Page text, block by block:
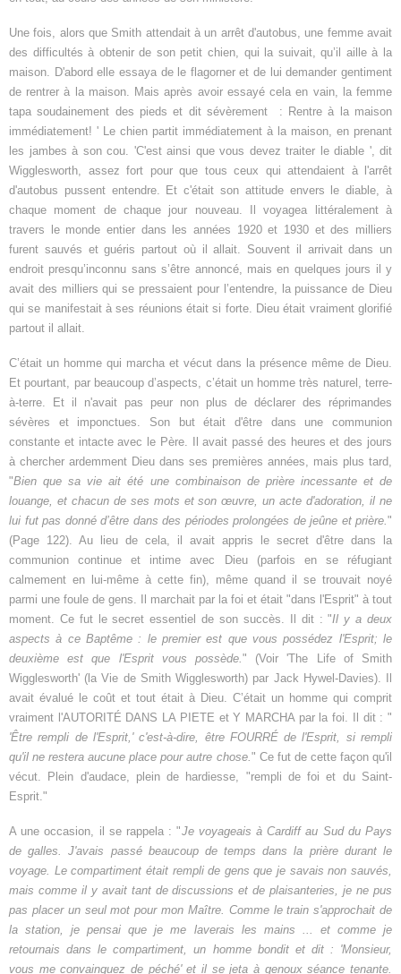
Une fois, alors que Smith attendait à un arrêt d'autobus, une femme avait
des difficultés à obtenir de son petit chien, qui la suivait, qu’il aille à la
maison. D'abord elle essaya de le flagorner et de lui demander gentiment
de rentrer à la maison. Mais après avoir essayé cela en vain, la femme
tapa soudainement des pieds et dit sévèrement : Rentre à la maison
immédiatement! ' Le chien partit immédiatement à la maison, en prenant
les jambes à son cou. 'C'est ainsi que vous devez traiter le diable ', dit
Wigglesworth, assez fort pour que tous ceux qui attendaient à l'arrêt
d'autobus pussent entendre. Et c'était son attitude envers le diable, à
chaque moment de chaque jour nouveau. Il voyagea littéralement à
travers le monde entier dans les années 1920 et 1930 et des milliers
furent sauvés et guéris partout où il allait. Souvent il arrivait dans un
endroit presqu’inconnu sans s’être annoncé, mais en quelques jours il y
avait des milliers qui se pressaient pour l’entendre, la puissance de Dieu
qui se manifestait à ses réunions était si forte. Dieu était vraiment glorifié
partout il allait.
C’était un homme qui marcha et vécut dans la présence même de Dieu.
Et pourtant, par beaucoup d’aspects, c’était un homme très naturel, terre-
à-terre. Et il n'avait pas peur non plus de déclarer des réprimandes
sévères et imponctues. Son but était d'être dans une communion
constante et intacte avec le Père. Il avait passé des heures et des jours
à chercher ardemment Dieu dans ses premières années, mais plus tard,
"Bien que sa vie ait été une combinaison de prière incessante et de
louange, et chacun de ses mots et son œuvre, un acte d'adoration, il ne
lui fut pas donné d’être dans des périodes prolongées de jeûne et prière."
(Page 122). Au lieu de cela, il avait appris le secret d'être dans la
communion continue et intime avec Dieu (parfois en se réfugiant
calmement en lui-même à cette fin), même quand il se trouvait noyé
parmi une foule de gens. Il marchait par la foi et était "dans l'Esprit" à tout
moment. Ce fut le secret essentiel de son succès. Il dit : "Il y a deux
aspects à ce Baptême : le premier est que vous possédez l'Esprit; le
deuxième est que l'Esprit vous possède." (Voir 'The Life of Smith
Wigglesworth' (la Vie de Smith Wigglesworth) par Jack Hywel-Davies). Il
avait évalué le coût et tout était à Dieu. C’était un homme qui comprit
vraiment l'AUTORITÉ DANS LA PIETE et Y MARCHA par la foi. Il dit : "
'Être rempli de l'Esprit,' c'est-à-dire, être FOURRÉ de l'Esprit, si rempli
qu'il ne restera aucune place pour autre chose." Ce fut de cette façon qu'il
vécut. Plein d'audace, plein de hardiesse, "rempli de foi et du Saint-
Esprit."
A une occasion, il se rappela : "Je voyageais à Cardiff au Sud du Pays
de galles. J'avais passé beaucoup de temps dans la prière durant le
voyage. Le compartiment était rempli de gens que je savais non sauvés,
mais comme il y avait tant de discussions et de plaisanteries, je ne pus
pas placer un seul mot pour mon Maître. Comme le train s'approchait de
la station, je pensai que je me laverais les mains ... et comme je
retournais dans le compartiment, un homme bondit et dit : 'Monsieur,
vous me convainquez de péché' et il se jeta à genoux séance tenante.